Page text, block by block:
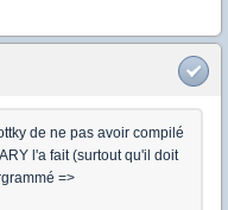
de ne pas avoir compilé
l'a fait (surtout qu'il doit
=>